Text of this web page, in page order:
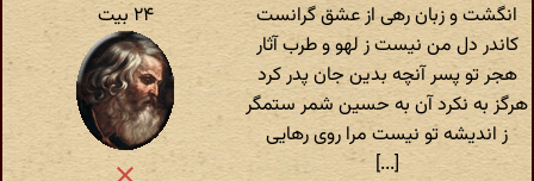
انگشت و زبان رهی از عشق گرانست
کاندر دل من نیست ز لهو و طرب آثار
هجر تو پسر آنچه بدین جان پدر کرد
هرگز به نکرد آن به حسین شمر ستمگر
ز اندیشه تو نیست مرا روی رهایی
[...]
۲۴ بیت